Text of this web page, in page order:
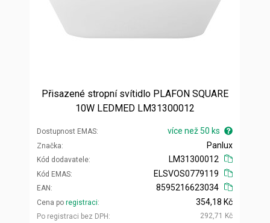
Přisazené stropní svítidlo PLAFON SQUARE
10W LEDMED LM31300012
Dostupnost EMAS více než 50 ks
Značka
Kód dodavatele
Panlux
LM31300012
Kód EMAS
EAN
ELSVOS0779119
8595216623034
Cena po registraci
Po registraci bez DPH
354,18 Kč
292,71 Kč